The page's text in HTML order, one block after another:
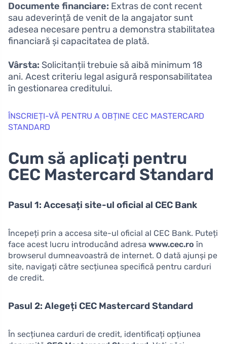
Documente financiare: Extras de cont recent
sau adeverință de venit de la angajator sunt
adesea necesare pentru a demonstra stabilitatea
financiară și capacitatea de plată.
Vârsta: Solicitanții trebuie să aibă minimum 18
ani. Acest criteriu legal asigură responsabilitatea
în gestionarea creditului.
ÎNSCRIEȚI-VĂ PENTRU A OBȚINE CEC MASTERCARD
STANDARD
Cum să aplicați pentru
CEC Mastercard Standard
Pasul 1: Accesați site-ul oficial al CEC Bank
Începeți prin a accesa site-ul oficial al CEC Bank. Puteți
face acest lucru introducând adresa www.cec.ro în
browserul dumneavoastră de internet. O dată ajunși pe
site, navigați către secțiunea specifică pentru carduri
de credit.
Pasul 2: Alegeți CEC Mastercard Standard
În secțiunea carduri de credit, identificați opțiunea